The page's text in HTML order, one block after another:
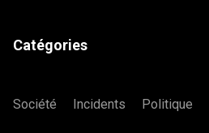
Catégories
Société Incidents Politique